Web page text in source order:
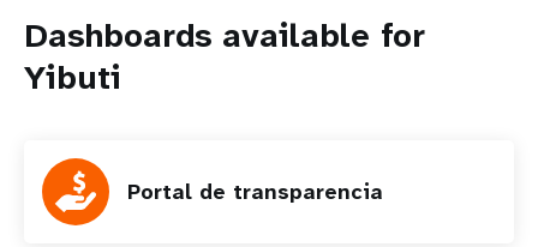
Dashboards available for
Yibuti
Portal de transparencia